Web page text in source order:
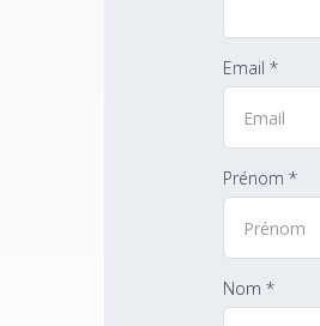
Email *
Prénom *
Nom *